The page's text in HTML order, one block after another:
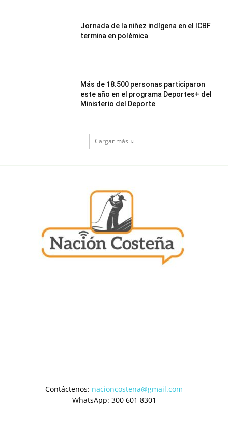
Jornada de la niñez indígena en el ICBF
termina en polémica
Más de 18.500 personas participaron
este año en el programa Deportes+ del
Ministerio del Deporte
Cargar más
Contáctenos: nacioncostena@gmail.com
WhatsApp: 300 601 8301